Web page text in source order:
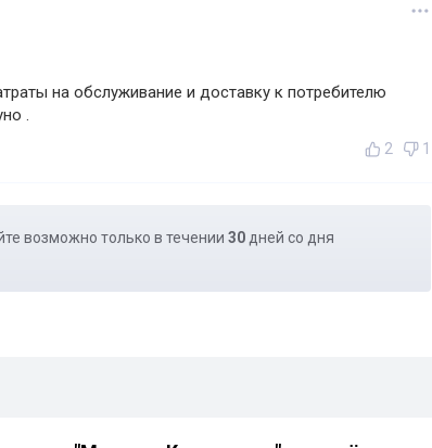
на обслуживание и доставку к потребителю
.
2 1
возможно только в течении 30 дней со дня